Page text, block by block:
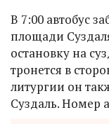
В 7:00 автобус
площади
остановку на
тронется в
литургии он
Суздаль. Номер